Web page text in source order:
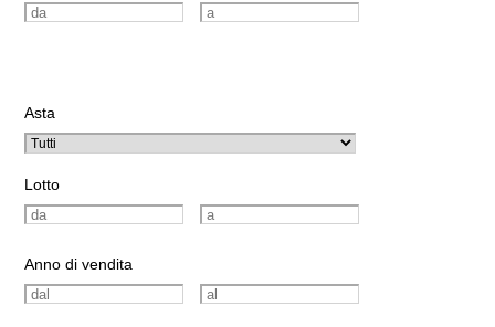
Asta
Lotto
Anno di vendita